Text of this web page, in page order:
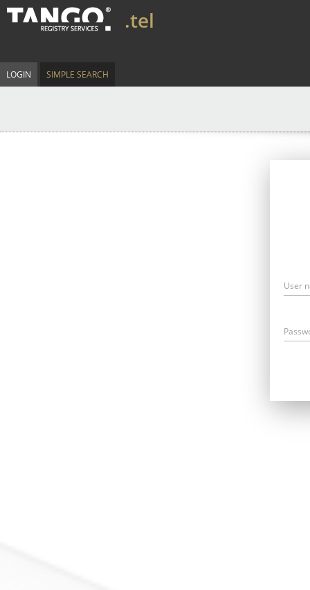
.tel
LOGIN SIMPLE SEARCH
User